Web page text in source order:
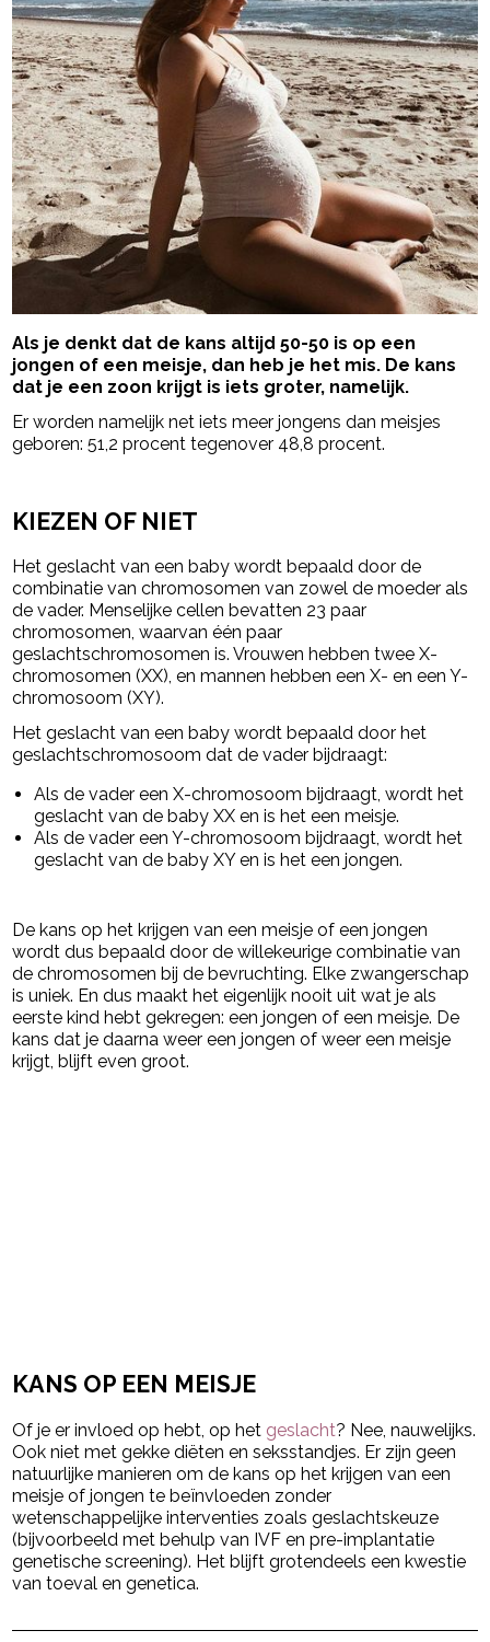
Als je denkt dat de kans altijd 50-50 is op een
jongen of een meisje, dan heb je het mis. De kans
dat je een zoon krijgt is iets groter, namelijk.
Er worden namelijk net iets meer jongens dan meisjes
geboren: 51,2 procent tegenover 48,8 procent.
KIEZEN OF NIET
Het geslacht van een baby wordt bepaald door de
combinatie van chromosomen van zowel de moeder als
de vader. Menselijke cellen bevatten 23 paar
chromosomen, waarvan één paar
geslachtschromosomen is. Vrouwen hebben twee X-
chromosomen (XX), en mannen hebben een X- en een Y-
chromosoom (XY).
Het geslacht van een baby wordt bepaald door het
geslachtschromosoom dat de vader bijdraagt:
Als de vader een X-chromosoom bijdraagt, wordt het
geslacht van de baby XX en is het een meisje.
Als de vader een Y-chromosoom bijdraagt, wordt het
geslacht van de baby XY en is het een jongen.
De kans op het krijgen van een meisje of een jongen
wordt dus bepaald door de willekeurige combinatie van
de chromosomen bij de bevruchting. Elke zwangerschap
is uniek. En dus maakt het eigenlijk nooit uit wat je als
eerste kind hebt gekregen: een jongen of een meisje. De
kans dat je daarna weer een jongen of weer een meisje
krijgt, blijft even groot.
KANS OP EEN MEISJE
Of je er invloed op hebt, op het geslacht? Nee, nauwelijks.
Ook niet met gekke diëten en seksstandjes. Er zijn geen
natuurlijke manieren om de kans op het krijgen van een
meisje of jongen te beïnvloeden zonder
wetenschappelijke interventies zoals geslachtskeuze
(bijvoorbeeld met behulp van IVF en pre-implantatie
genetische screening). Het blijft grotendeels een kwestie
van toeval en genetica.